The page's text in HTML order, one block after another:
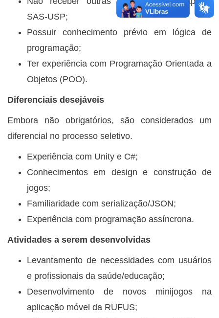
SAS-USP;
Possuir conhecimento prévio em lógica de
programação;
Ter experiência com Programação Orientada a
Objetos (POO).
Diferenciais desejáveis
Embora não obrigatórios, são considerados um
diferencial no processo seletivo.
Experiência com Unity e C#;
Conhecimentos em design e construção de
jogos;
Familiaridade com serialização/JSON;
Experiência com programação assíncrona.
Atividades a serem desenvolvidas
Levantamento de necessidades com usuários
e profissionais da saúde/educação;
Desenvolvimento de novos minijogos na
aplicação móvel da RUFUS;